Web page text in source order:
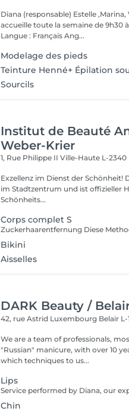
Diana (responsable) Estelle
accueille toute la semaine de 9h30
Langue : Français Ang...
Modelage des pieds
Teinture Henné+ Épilation
Sourcils
Institut de Beauté
Weber-Krier
1, Rue Philippe IIVille-Haute L-2340
Exzellenz im Dienst der Schönheit! Das Institut befindet sich seit 1970
im Stadtzentrum und ist offizieller
Schönheits...
Corps complet S
Bikini
Aisselles
DARK Beauty /
42, rue Astrid Luxembourg Belair L-
We are a team of professionals,
"Russian" manicure, with over 10 years of
which techniques to us...
Lips
Chin